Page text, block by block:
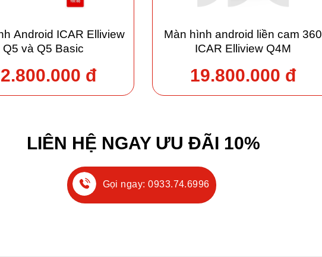
Android ICAR Elliview
Q5 và Q5 Basic
đ
Màn hình android liền cam 360
ICAR Elliview Q4M
19.800.000 đ
LIÊN HỆ NGAY ƯU ĐÃI 10%
Gọi ngay: 0933.74.6996